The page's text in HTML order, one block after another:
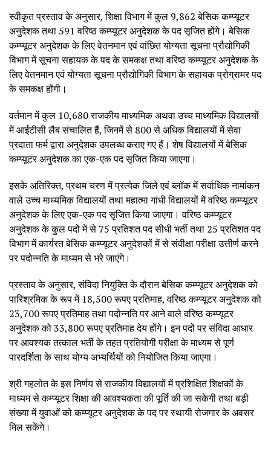
स्वीकृत प्रस्ताव के अनुसार, शिक्षा विभाग में कुल 9,862 बेसिक कम्प्यूटर
अनुदेशक तथा 591 वरिष्ठ कम्प्यूटर अनुदेशक के पद सृजित होंगे। बेसिक
कम्प्यूटर अनुदेशक के लिए वेतनमान एवं वांछित योग्यता सूचना प्रौद्योगिकी
विभाग में सूचना सहायक के पद के समकक्ष तथा वरिष्ठ कम्प्यूटर अनुदेशक के
लिए वेतनमान एवं योग्यता सूचना प्रौद्योगिकी विभाग के सहायक प्रोग्रामर पद
के समकक्ष होंगी।
वर्तमान में कुल 10,680 राजकीय माध्यमिक अथवा उच्च माध्यमिक विद्यालयों
में आईटीसी लैब संचालित हैं, जिनमें से 800 से अधिक विद्यालयों में सेवा
प्रदाता फर्म द्वारा अनुदेशक उपलब्ध कराए गए हैं। शेष विद्यालयों में बेसिक
कम्प्यूटर अनुदेशक का एक-एक पद सृजित किया जाएगा।
इसके अतिरिक्त, प्रथम चरण में प्रत्येक जिले एवं ब्लॉक में सर्वाधिक नामांकन
वाले उच्च माध्यमिक विद्यालयों तथा महात्मा गांधी विद्यालयों में वरिष्ठ कम्प्यूटर
अनुदेशक के लिए एक-एक पद सृजित किया जाएगा। वरिष्ठ कम्प्यूटर
अनुदेशक के कुल पदों में से 75 प्रतिशत पद सीधी भर्ती तथा 25 प्रतिशत पद
विभाग में कार्यरत बेसिक कम्प्यूटर अनुदेशकों में से संवीक्षा परीक्षा उत्तीर्ण करने
पर पदोन्नति के माध्यम से भरे जाएंगे।
प्रस्ताव के अनुसार, संविदा नियुक्ति के दौरान बेसिक कम्प्यूटर अनुदेशक को
पारिश्रमिक के रूप में 18,500 रूपए प्रतिमाह, वरिष्ठ कम्प्यूटर अनुदेशक को
23,700 रूपए प्रतिमाह तथा पदोन्नति पर आने वाले वरिष्ठ कम्प्यूटर
अनुदेशक को 33,800 रूपए प्रतिमाह देय होंगे। इन पदों पर संविदा आधार
पर आवश्यक तत्काल भर्ती के तहत प्रतियोगी परीक्षा के माध्यम से पूर्ण
पारदर्शिता के साथ योग्य अभ्यर्थियों को नियोजित किया जाएगा।
श्री गहलोत के इस निर्णय से राजकीय विद्यालयों में प्रशिक्षित शिक्षकों के
माध्यम से कम्प्यूटर शिक्षा की आवश्यकता की पूर्ति की जा सकेगी तथा बड़ी
संख्या में युवाओं को कम्प्यूटर अनुदेशक के पद पर स्थायी रोजगार के अवसर
मिल सकेंगे।